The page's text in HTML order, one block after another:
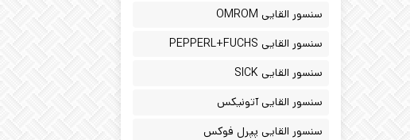
سنسور القایی OMROM
سنسور القایی PEPPERL+FUCHS
سنسور القایی SICK
سنسور القایی آتونیکس
سنسور القایی پپرل فوکس